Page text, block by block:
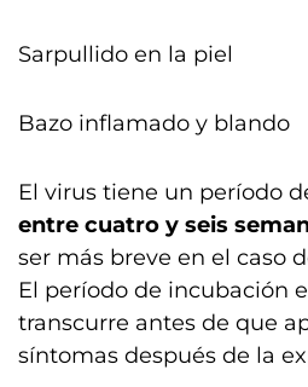
Sarpullido en la piel
Bazo inflamado y blando
El virus tiene un período
entre cuatro y seis
ser más breve en el caso
El período de incubación
transcurre antes de que
síntomas después de la